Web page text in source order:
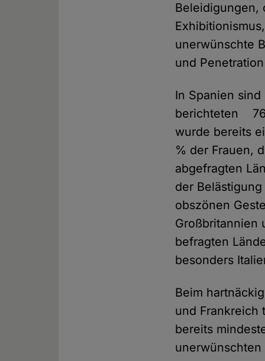
Beleidigungen,
unerwünschte
und
In Spanien
berichteten 76
wurde bereits
% der Frauen,
abgefragten
der
obszönen
Großbritannien
befragten
besonders
Beim
und Frankreich
bereits